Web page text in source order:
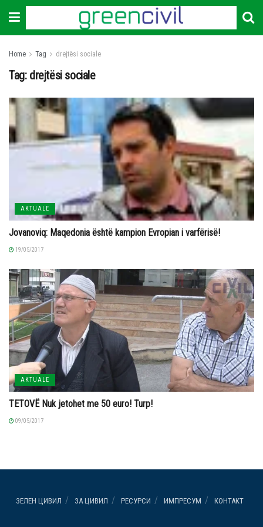
Home Tag drejtësi sociale
Tag: drejtësi sociale
AKTUALE
Jovanoviq: Maqedonia është kampion Evropian i varfërisë!
19/05/2017
AKTUALE
TETOVË Nuk jetohet me 50 euro! Turp!
09/05/2017
ЗЕЛЕН ЦИВИЛ ЗА ЦИВИЛ РЕСУРСИ ИМПРЕСУМ КОНТАКТ